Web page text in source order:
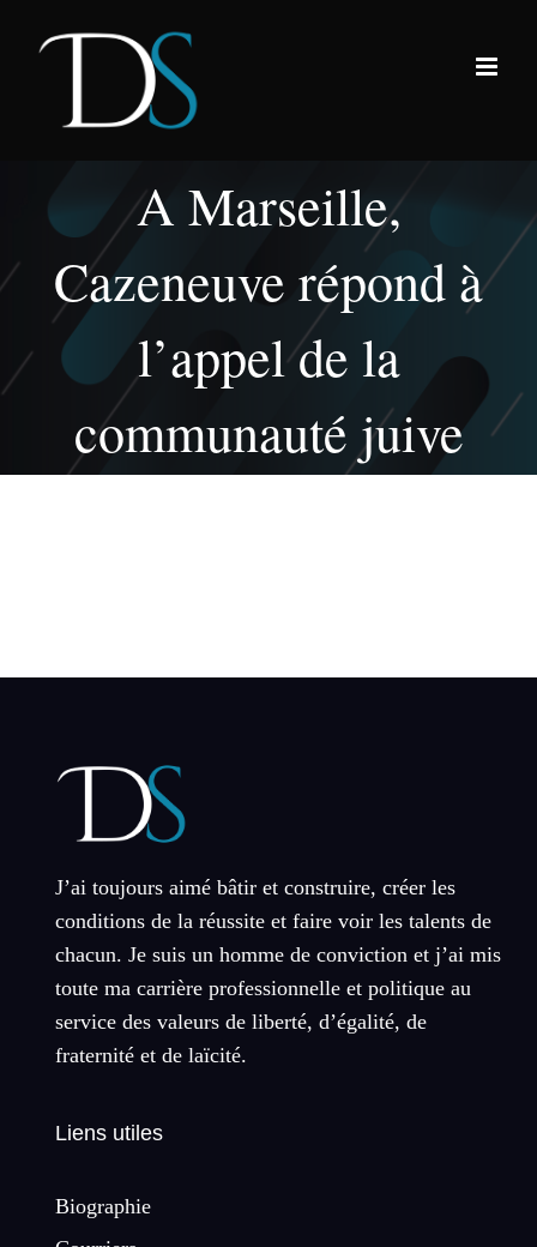
A Marseille,
Cazeneuve répond à
l’appel de la
communauté juive
J’ai toujours aimé bâtir et construire, créer les
conditions de la réussite et faire voir les talents de
chacun. Je suis un homme de conviction et j’ai mis
toute ma carrière professionnelle et politique au
service des valeurs de liberté, d’égalité, de
fraternité et de laïcité.
Liens utiles
Biographie